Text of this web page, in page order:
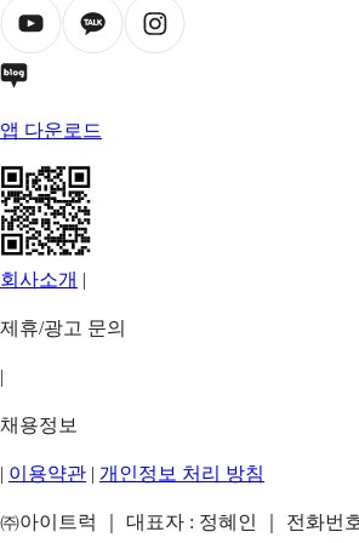
앱 다운로드
회사소개 |
제휴/광고 문의
|
채용정보
| 이용약관 | 개인정보 처리 방침
㈜아이트럭 ｜ 대표자 : 정혜인 ｜ 전화번